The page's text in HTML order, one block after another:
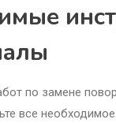
по замене
все